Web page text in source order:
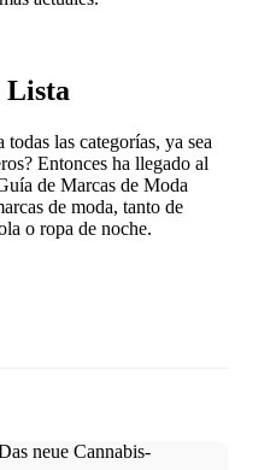
Lista
todas las categorías, ya sea
Entonces ha llegado al
de Marcas de Moda
de moda, tanto de
o ropa de noche.